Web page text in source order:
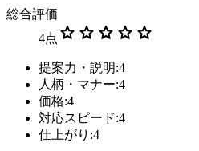
総合評価
4点 star star star star star
提案力・説明:4
人柄・マナー:4
価格:4
対応スピード:4
仕上がり:4